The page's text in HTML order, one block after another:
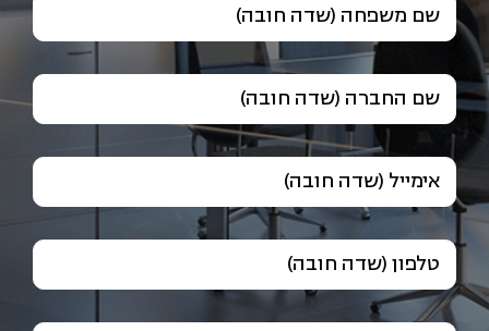
שם משפחה (שדה חובה)
שם החברה (שדה חובה)
אימייל (שדה חובה)
טלפון (שדה חובה)